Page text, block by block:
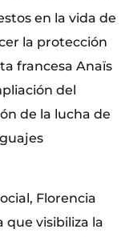
en la vida de
la protección
francesa Anaïs
del
de la lucha de
Florencia
que visibiliza la